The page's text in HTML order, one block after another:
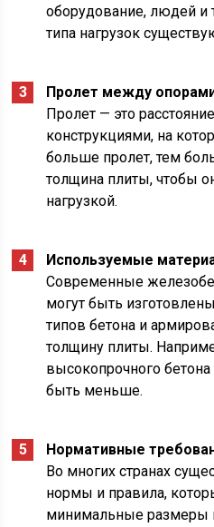
оборудование, людей и
типа нагрузок
Пролет между
Пролет — это
конструкциями, на
больше пролет, тем
толщина плиты, чтобы
нагрузкой.
Используемые
Современные
могут быть
типов бетона и
толщину плиты.
высокопрочного
быть меньше.
Нормативные
Во многих странах
нормы и правила,
минимальные размеры